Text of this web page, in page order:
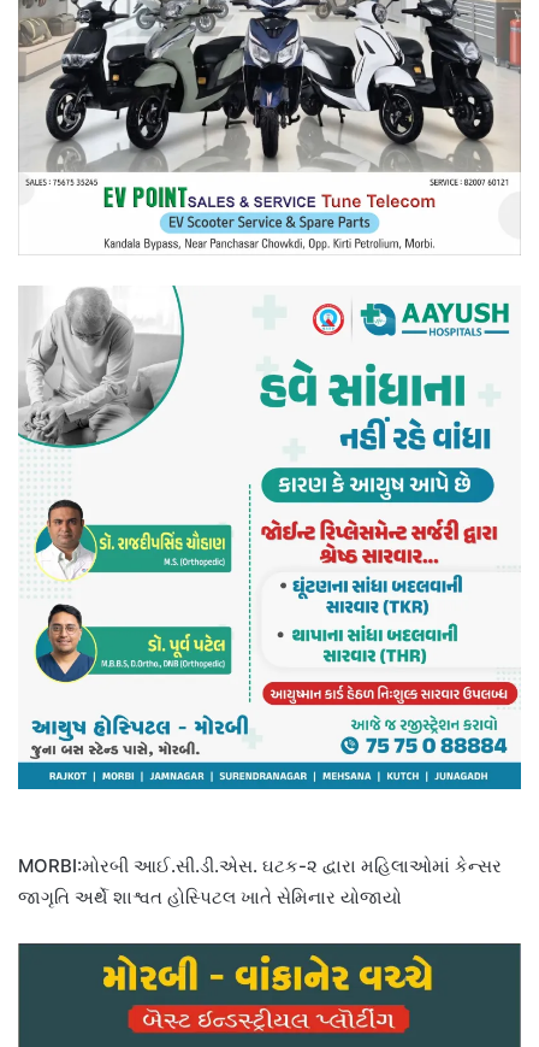
MORBI:મોરબી આઈ.સી.ડી.એસ. ઘટક-૨ દ્વારા મહિલાઓમાં કેન્સર
જાગૃતિ અર્થે શાશ્વત હોસ્પિટલ ખાતે સેમિનાર યોજાયો